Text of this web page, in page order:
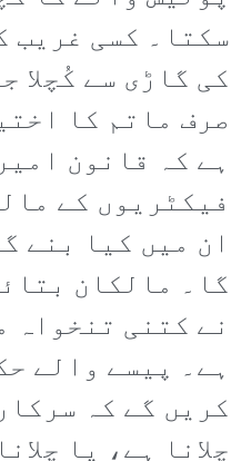
سکتا۔ کسی غریب
کی گاڑی سے کُچلا
صرف ماتم کا
ہے کہ قانون
فیکٹریوں کے
ان میں کیا بنے
گا۔ مالکان
نے کتنی تنخواہ
ہے۔ پیسے والے
کریں گے کہ